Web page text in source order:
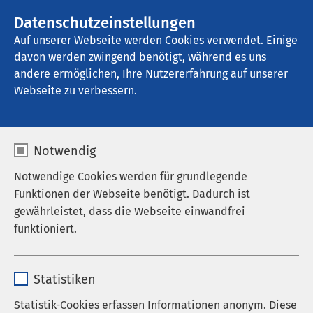
Datenschutzeinstellungen
Auf unserer Webseite werden Cookies verwendet. Einige
davon werden zwingend benötigt, während es uns
andere ermöglichen, Ihre Nutzererfahrung auf unserer
Webseite zu verbessern.
Notwendig
Notwendige Cookies werden für grundlegende
Funktionen der Webseite benötigt. Dadurch ist
gewährleistet, dass die Webseite einwandfrei
funktioniert.
Anbieter sgalinski
Statistiken
Statistik-Cookies erfassen Informationen anonym. Diese
AMEOS Seeklinikum Brunnen
Info-Broschüren
Wir senden Ihnen die gewünschten Exemplare
gerne kostenlos an die angegebene Adresse. Falls
möchten, bitten wir Sie, dies im Feld
«Bemerkungen» entsprechend zu vermerken.
Übrigens: Falls Sie die Broschüren lieber digital